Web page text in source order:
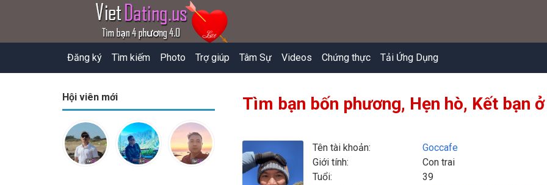
Đăng ký Tìm kiếm Photo Trợ giúp Tâm Sự Videos Chứng thực Tải Ứng Dụng
Hội viên mới Tìm bạn bốn phương, Hẹn hò, Kết bạn
Tên tài khoản:
Goccafe
Giới tính:
Con trai
Tuổi:
39